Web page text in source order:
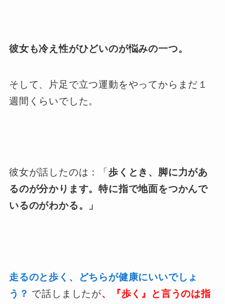
彼女も冷え性がひどいのが悩みの一つ。
そして、片足で立つ運動をやってからまだ１
週間くらいでした。
彼女が話したのは：「 歩くとき、脚に力があ
るのが分かります。特に指で地面をつかんで
いるのがわかる。」
走るのと歩く、どちらが健康にいいでしょ
う？ で話しましたが、『歩く』と言うのは指